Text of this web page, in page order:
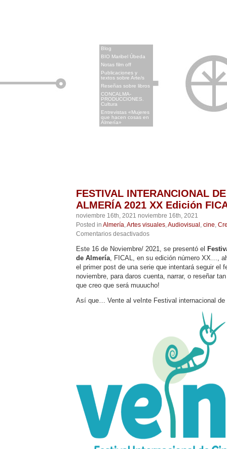
Blog
BIO Maribel Úbeda
Notas film off
Publicaciones y
textos sobre Arte/s
Reseñas sobre libros
CONCALMA-
PRODUCCIONES.
Cultura
Entrevistas «Mujeres
que hacen cosas en
Almería»
FESTIVAL INTERANCIONAL
ALMERÍA 2021 XX Edición
noviembre 16th, 2021 noviembre 16th, 2021
Posted in Almería Artes visuales Audiovisual cine
Comentarios desactivadosen
INTERANCIONAL
DE
CINE
ALMERÍA
2021
XX
Este 16 de Noviembre/ 2021, se presentó el
de Almería , FICAL, en su edición número XX…,
el primer post de una serie que intentará seguir el
noviembre, para daros cuenta, narrar, o reseñar
que creo que será muuucho!
Así que… Vente al veInte Festival internacional de